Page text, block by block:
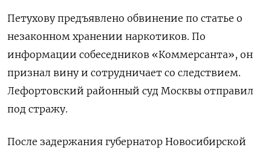
Петухову предъявлено обвинение по статье о
незаконном хранении наркотиков. По
информации собеседников «Коммерсанта», он
признал вину и сотрудничает со следствием.
Лефортовский районный суд Москвы отправил
под стражу.
После задержания губернатор Новосибирской